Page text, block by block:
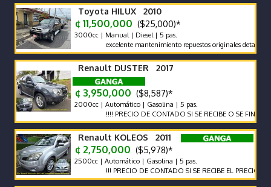
Toyota HILUX 2010
¢ 11,500,000 ($25,000)*
3000cc | Manual | Diesel | 5 pas.
excelente mantenimiento repuestos originales detalles de
Renault DUSTER 2017
¢ 3,950,000 ($8,587)*
2000cc | Automático | Gasolina | 5 pas.
!!!! PRECIO DE CONTADO SI SE RECIBE O SE FINANCIA EL
Renault KOLEOS 2011
¢ 2,750,000 ($5,978)*
2500cc | Automático | Gasolina | 5 pas.
!!! PRECIO DE CONTADO SI SE RECIBE EL PRECIO VARIA !!!